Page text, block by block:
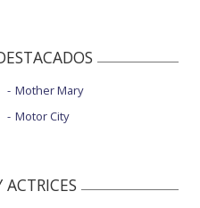
Mother Mary
Motor City
ACTRICES